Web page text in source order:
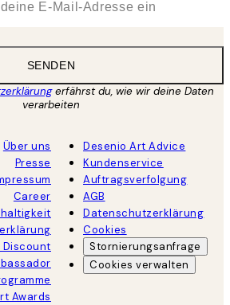
SENDEN
erfährst du, wie wir deine Daten
verarbeiten
Über uns
Presse
Career
Awards
Desenio Art Advice
Kundenservice
Auftragsverfolgung
AGB
Datenschutzerklärung
Cookies
Stornierungsanfrage
Cookies verwalten